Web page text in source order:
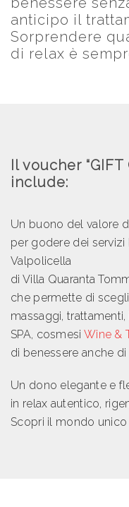
anticipo il
Sorprendere
di relax è
Il voucher “GIFT
include:
Un buono del valore
per godere dei
Valpolicella
di Villa Quaranta
che permette di
massaggi,
SPA, cosmesi Wine &
di benessere anche di
Un dono elegante e
in relax autentico,
Scopri il mondo unico